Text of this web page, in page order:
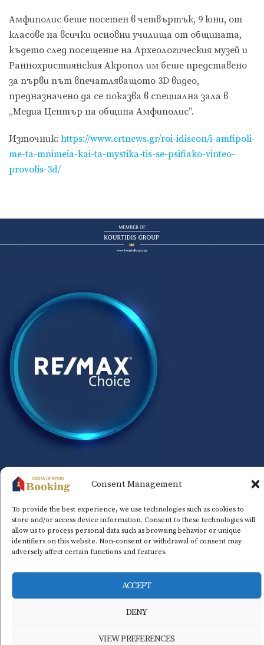
Consent Management
To provide the best experience, we use technologies such as cookies to
store and/or access device information. Consent to these technologies will
allow us to process personal data such as browsing behavior or unique
identifiers on this website. Non-consent or withdrawal of consent may
adversely affect certain functions and features.
ACCEPT
DENY
VIEW PREFERENCES
Амфиполис беше посетен в четвъртък, 9 юни, от
класове на всички основни училища от общината,
където след посещение на Археологическия музей и
Раннохристиянския Акропол им беше представено
за първи път впечатляващото 3D видео,
предназначено да се показва в специална зала в
„Медиа Център на община Амфиполис”.
Източник: https://www.ertnews.gr/roi-idiseon/i-amfipoli-
me-ta-mnimeia-kai-ta-mystika-tis-se-psifiako-vinteo-
provolis-3d/